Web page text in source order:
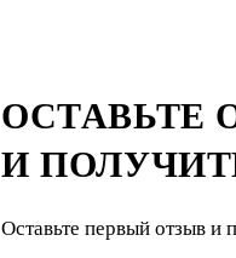
ОСТАВЬТЕ
И
Оставьте первый отзыв и